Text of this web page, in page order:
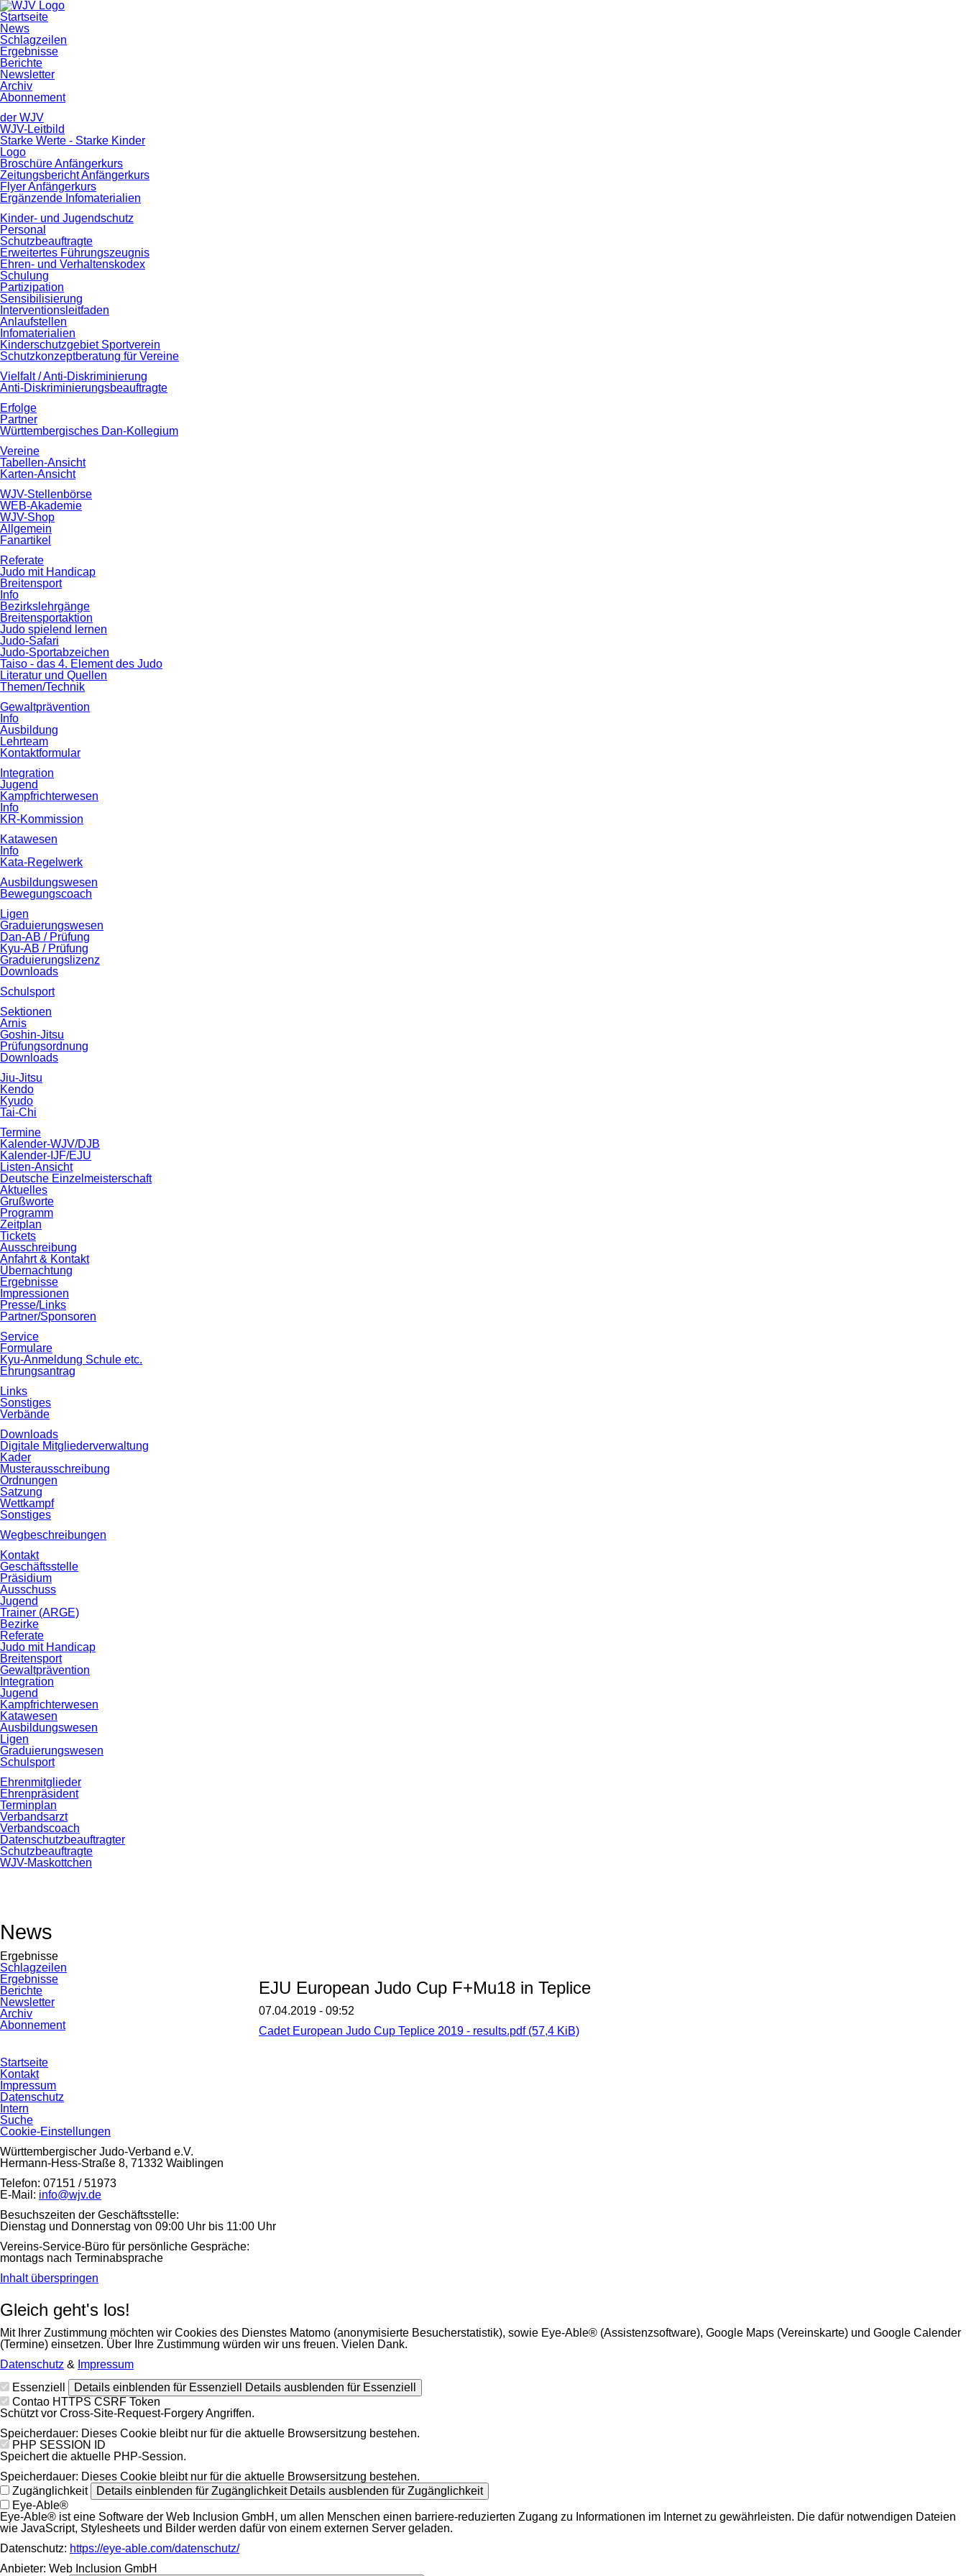
Navigation
überspringen
Startseite
News
Schlagzeilen
Ergebnisse
Berichte
Newsletter
Archiv
Abonnement
der WJV
WJV-Leitbild
Starke Werte - Starke Kinder
Logo
Broschüre Anfängerkurs
Zeitungsbericht Anfängerkurs
Flyer Anfängerkurs
Ergänzende Infomaterialien
Kinder- und Jugendschutz
Personal
Schutzbeauftragte
Erweitertes Führungszeugnis
Ehren- und Verhaltenskodex
Schulung
Partizipation
Sensibilisierung
Interventionsleitfaden
Anlaufstellen
Infomaterialien
Kinderschutzgebiet Sportverein
Schutzkonzeptberatung für Vereine
Vielfalt / Anti-Diskriminierung
Anti-Diskriminierungsbeauftragte
Erfolge
Partner
Württembergisches Dan-Kollegium
Vereine
Tabellen-Ansicht
Karten-Ansicht
WJV-Stellenbörse
WEB-Akademie
WJV-Shop
Allgemein
Fanartikel
Referate
Judo mit Handicap
Breitensport
Info
Bezirkslehrgänge
Breitensportaktion
Judo spielend lernen
Judo-Safari
Judo-Sportabzeichen
Taiso - das 4. Element des Judo
Literatur und Quellen
Themen/Technik
Gewaltprävention
Info
Ausbildung
Lehrteam
Kontaktformular
Integration
Jugend
Kampfrichterwesen
Info
KR-Kommission
Katawesen
Info
Kata-Regelwerk
Ausbildungswesen
Bewegungscoach
Ligen
Graduierungswesen
Dan-AB / Prüfung
Kyu-AB / Prüfung
Graduierungslizenz
Downloads
Schulsport
Sektionen
Arnis
Goshin-Jitsu
Prüfungsordnung
Downloads
Jiu-Jitsu
Kendo
Kyudo
Tai-Chi
Termine
Kalender-WJV/DJB
Kalender-IJF/EJU
Listen-Ansicht
Deutsche Einzelmeisterschaft
Aktuelles
Grußworte
Programm
Zeitplan
Tickets
Ausschreibung
Anfahrt & Kontakt
Übernachtung
Ergebnisse
Impressionen
Presse/Links
Partner/Sponsoren
Service
Formulare
Kyu‐Anmeldung Schule etc.
Ehrungsantrag
Links
Sonstiges
Verbände
Downloads
Digitale Mitgliederverwaltung
Kader
Musterausschreibung
Ordnungen
Satzung
Wettkampf
Sonstiges
Wegbeschreibungen
Kontakt
Geschäftsstelle
Präsidium
Ausschuss
Jugend
Trainer (ARGE)
Bezirke
Referate
Judo mit Handicap
Breitensport
Gewaltprävention
Integration
Jugend
Kampfrichterwesen
Katawesen
Ausbildungswesen
Ligen
Graduierungswesen
Schulsport
Ehrenmitglieder
Ehrenpräsident
Terminplan
Verbandsarzt
Verbandscoach
Datenschutz­beauftragter
Schutzbeauftragte
WJV-Maskottchen
News
Ergebnisse
EJU European Judo Cup F+Mu18 in Teplice
07.04.2019 - 09:52
Cadet European Judo Cup Teplice 2019 - results.pdf (57,4 KiB)
Navigation
überspringen
Schlagzeilen
Ergebnisse
Berichte
Newsletter
Archiv
Abonnement
Navigation
überspringen
Startseite
Kontakt
Impressum
Datenschutz
Intern
Suche
Cookie-Einstellungen
Württembergischer Judo-Verband e.V.
Hermann-Hess-Straße 8, 71332 Waiblingen
Telefon: 07151 / 51973
E-Mail: info@wjv.de
Besuchszeiten der Geschäftsstelle:
Dienstag und Donnerstag von 09:00 Uhr bis 11:00 Uhr
Vereins-Service-Büro für persönliche Gespräche:
montags nach Terminabsprache
Inhalt überspringen
Gleich geht's los!
Mit Ihrer Zustimmung möchten wir Cookies des Dienstes Matomo (anonymisierte Besucherstatistik), sowie Eye-Able® (Assistenzsoftware), Google Maps (Vereinskarte) und Google Calender
(Termine) einsetzen. Über Ihre Zustimmung würden wir uns freuen. Vielen Dank.
Datenschutz & Impressum
Essenziell
Details einblenden für Essenziell Details ausblenden für Essenziell
Contao HTTPS CSRF Token
Schützt vor Cross-Site-Request-Forgery Angriffen.
Speicherdauer: Dieses Cookie bleibt nur für die aktuelle Browsersitzung bestehen.
PHP SESSION ID
Speichert die aktuelle PHP-Session.
Speicherdauer: Dieses Cookie bleibt nur für die aktuelle Browsersitzung bestehen.
Zugänglichkeit
Details einblenden für Zugänglichkeit Details ausblenden für Zugänglichkeit
Eye-Able®
Eye-Able® ist eine Software der Web Inclusion GmbH, um allen Menschen einen barriere-reduzierten Zugang zu Informationen im Internet zu gewährleisten. Die dafür notwendigen Dateien
wie JavaScript, Stylesheets und Bilder werden dafür von einem externen Server geladen.
Datenschutz: https://eye-able.com/datenschutz/
Anbieter: Web Inclusion GmbH